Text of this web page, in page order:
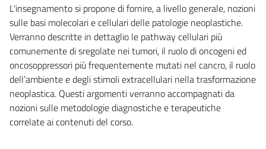
L'insegnamento si propone di fornire, a livello generale, nozioni
sulle basi molecolari e cellulari delle patologie neoplastiche.
Verranno descritte in dettaglio le pathway cellulari più
comunemente di sregolate nei tumori, il ruolo di oncogeni ed
oncosoppressori più frequentemente mutati nel cancro, il ruolo
dell’ambiente e degli stimoli extracellulari nella trasformazione
neoplastica. Questi argomenti verranno accompagnati da
nozioni sulle metodologie diagnostiche e terapeutiche
correlate ai contenuti del corso.